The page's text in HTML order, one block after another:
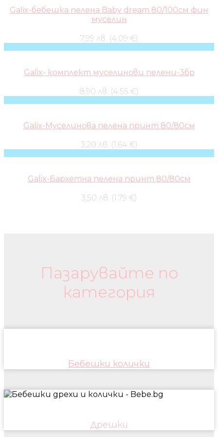
Galix-бебешка пелена Baby dream 80/100см фин
муселин
7,99 лв. (4.09 €)
Galix- комплект муселинови пелени-3бр
8,90 лв. (4.55 €)
Galix-Муселинова пелена принт 80/80см
3,20 лв. (1.64 €)
Galix-Бархетна пелена принт 80/80см
3,50 лв. (1.79 €)
Пазарувайте по
категория
Бебешки колички
Дрешки